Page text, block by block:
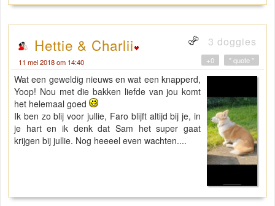
Hettie & Charlii 3 doggies
11 mei 2018 om 14:40 " quote "
+0
Wat een geweldig nieuws en wat een knapperd,
Yoop! Nou met die bakken liefde van jou komt
het helemaal goed
Ik ben zo blij voor jullie, Faro blijft altijd bij je, in
je hart en ik denk dat Sam het super gaat
krijgen bij jullie. Nog heeeel even wachten....